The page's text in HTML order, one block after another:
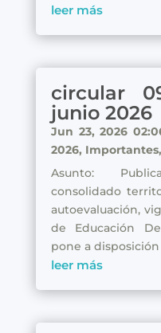
leer más
circular
junio 2026
Jun 23, 2026
2026, Importantes,
Asunto:
consolidado
autoevaluación,
de Educación
pone a
leer más